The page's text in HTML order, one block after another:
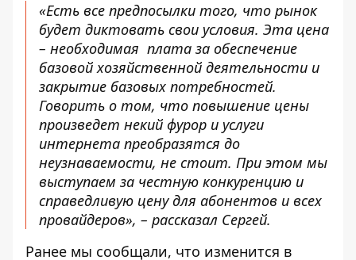
«Есть все предпосылки того, что рынок
будет диктовать свои условия. Эта цена
– необходимая плата за обеспечение
базовой хозяйственной деятельности и
закрытие базовых потребностей.
Говорить о том, что повышение цены
произведет некий фурор и услуги
интернета преобразятся до
неузнаваемости, не стоит. При этом мы
выступаем за честную конкуренцию и
справедливую цену для абонентов и всех
провайдеров», – рассказал Сергей.
Ранее мы сообщали, что изменится в